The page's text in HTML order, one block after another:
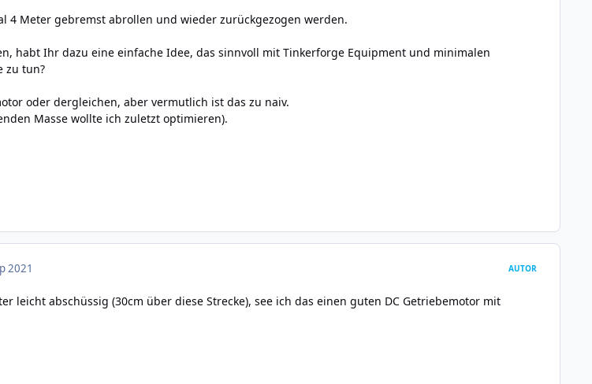
4 Meter gebremst abrollen und wieder zurückgezogen werden.
habt Ihr dazu eine einfache Idee, das sinnvoll mit Tinkerforge Equipment und minimalen
zu tun?
oder dergleichen, aber vermutlich ist das zu naiv.
Masse wollte ich zuletzt optimieren).
2021 AUTOR
leicht abschüssig (30cm über diese Strecke), see ich das einen guten DC Getriebemotor mit